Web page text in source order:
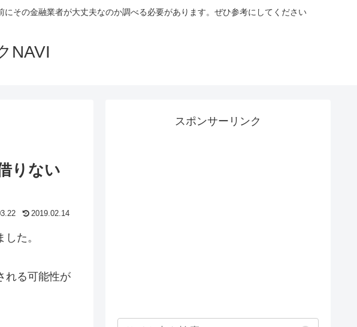
その金融業者が大丈夫なのか調べる必要があります。ぜひ参考にしてください
NAVI
りない
2019.02.14
た。
れる可能性が
スポンサーリンク